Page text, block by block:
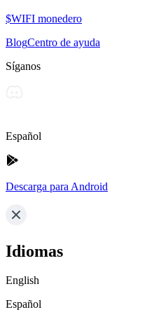
$WIFI monedero
BlogCentro de ayuda
Síganos
Español
Descarga para Android
Idiomas
English
Español